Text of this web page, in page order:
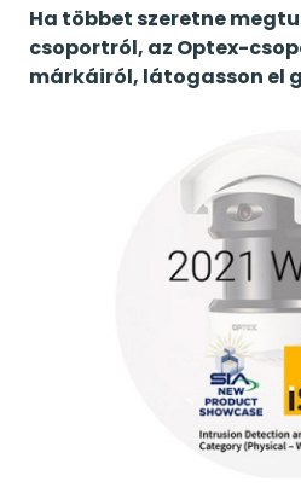
Ha többet szeretne
csoportról, az Optex-
márkáiról, látogasson el